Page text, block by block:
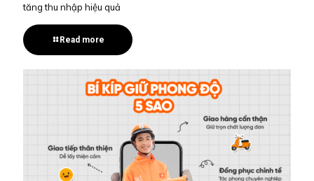
tăng thu nhập hiệu quả
Read more